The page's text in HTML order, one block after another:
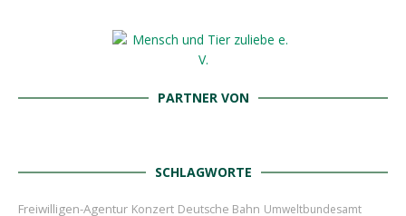
PARTNER VON
SCHLAGWORTE
Freiwilligen-Agentur Konzert Deutsche Bahn Umweltbundesamt